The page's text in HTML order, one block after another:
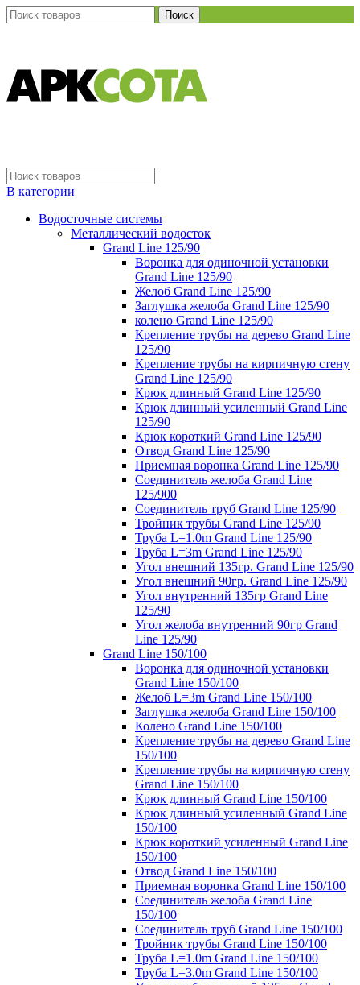
Поиск
В категории
Водосточные системы
Металлический водосток
Grand Line 125/90
Воронка для одиночной установки
Grand Line 125/90
Желоб Grand Line 125/90
Заглушка желоба Grand Line 125/90
колено Grand Line 125/90
Крепление трубы на дерево Grand Line
125/90
Крепление трубы на кирпичную стену
Grand Line 125/90
Крюк длинный Grand Line 125/90
Крюк длинный усиленный Grand Line
125/90
Крюк короткий Grand Line 125/90
Отвод Grand Line 125/90
Приемная воронка Grand Line 125/90
Соединитель желоба Grand Line
125/900
Соединитель труб Grand Line 125/90
Тройник трубы Grand Line 125/90
Труба L=1.0m Grand Line 125/90
Труба L=3m Grand Line 125/90
Угол внешний 135гр. Grand Line 125/90
Угол внешний 90гр. Grand Line 125/90
Угол внутренний 135гр Grand Line
125/90
Угол желоба внутренний 90гр Grand
Line 125/90
Grand Line 150/100
Воронка для одиночной установки
Grand Line 150/100
Желоб L=3m Grand Line 150/100
Заглушка желоба Grand Line 150/100
Колено Grand Line 150/100
Крепление трубы на дерево Grand Line
150/100
Крепление трубы на кирпичную стену
Grand Line 150/100
Крюк длинный Grand Line 150/100
Крюк длинный усиленный Grand Line
150/100
Крюк короткий усиленный Grand Line
150/100
Отвод Grand Line 150/100
Приемная воронка Grand Line 150/100
Соединитель желоба Grand Line
150/100
Соединитель труб Grand Line 150/100
Тройник трубы Grand Line 150/100
Труба L=1.0m Grand Line 150/100
Труба L=3.0m Grand Line 150/100